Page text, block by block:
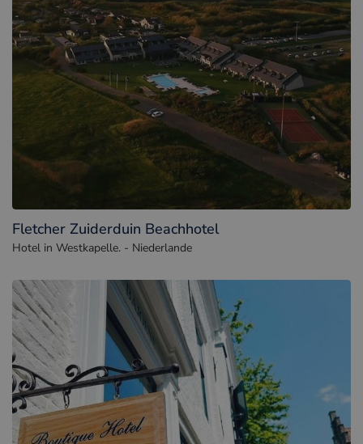
Fletcher Zuiderduin Beachhotel
Hotel in Westkapelle. - Niederlande